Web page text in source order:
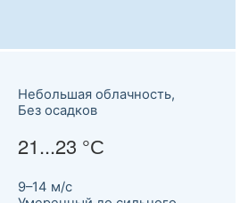
Небольшая облачность,
Без осадков
21...23 °С
9–14 м/c